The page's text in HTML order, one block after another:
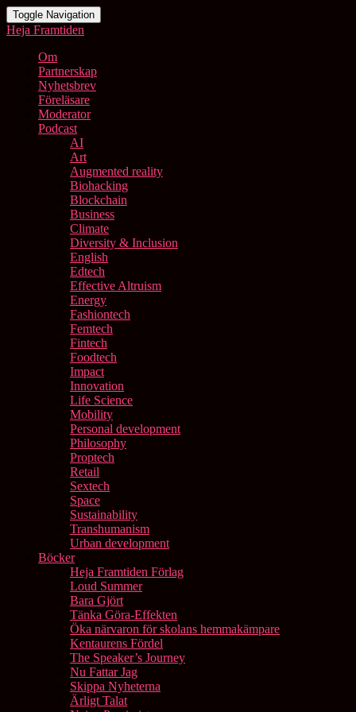
Toggle Navigation
Heja Framtiden
Om
Partnerskap
Nyhetsbrev
Föreläsare
Moderator
Podcast
AI
Art
Augmented reality
Biohacking
Blockchain
Business
Climate
Diversity & Inclusion
English
Edtech
Effective Altruism
Energy
Fashiontech
Femtech
Fintech
Foodtech
Impact
Innovation
Life Science
Mobility
Personal development
Philosophy
Proptech
Retail
Sextech
Space
Sustainability
Transhumanism
Urban development
Böcker
Heja Framtiden Förlag
Loud Summer
Bara Gjört
Tänka Göra-Effekten
Öka närvaron för skolans hemmakämpare
Kentaurens Fördel
The Speaker’s Journey
Nu Fattar Jag
Skippa Nyheterna
Ärligt Talat